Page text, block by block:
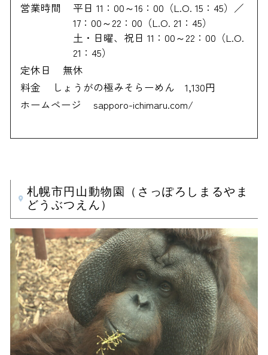
営業時間
平日 11：00～16：00（L.O. 15：45）／
17：00～22：00（L.O. 21：45）
土・日曜、祝日 11：00～22：00（L.O.
21：45）
定休日
無休
料金
しょうがの極みそらーめん 1,130円
ホームページ
sapporo-ichimaru.com/
札幌市円山動物園（さっぽろしまるやま
どうぶつえん）